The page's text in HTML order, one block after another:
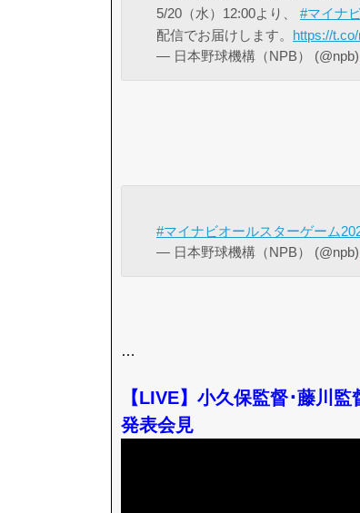
5/20（水）12:00より、 #マイナ
配信でお届けします。 https://
— 日本野球機構（NPB） (@npb)
#マイナビオールスターゲーム
— 日本野球機構（NPB） (@npb)
…
【LIVE】小久保監督･藤川
発表会見